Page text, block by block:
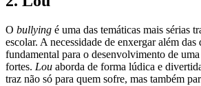
O bullying é uma das temáticas mais sérias
escolar. A necessidade de enxergar além das
fundamental para o desenvolvimento de
fortes. Lou aborda de forma lúdica e
traz não só para quem sofre, mas também